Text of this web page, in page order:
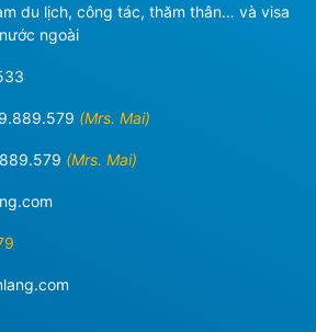
du lịch, công tác, thăm thân… và visa
ngoài
(Mrs. Mai)
(Mrs. Mai)